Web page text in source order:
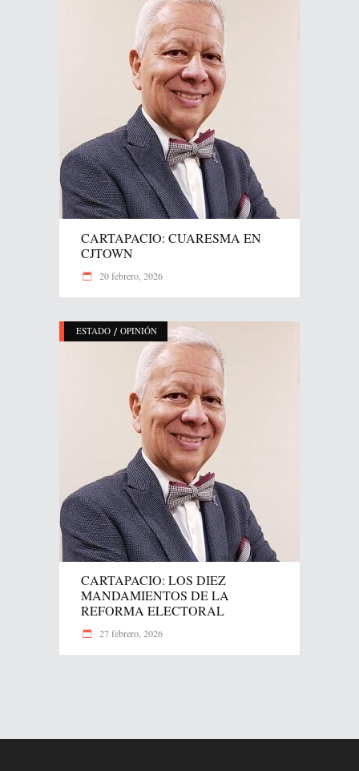
CARTAPACIO: CUARESMA EN
CJTOWN
20 febrero, 2026
ESTADO / OPINIÓN
CARTAPACIO: LOS DIEZ
MANDAMIENTOS DE LA
REFORMA ELECTORAL
27 febrero, 2026